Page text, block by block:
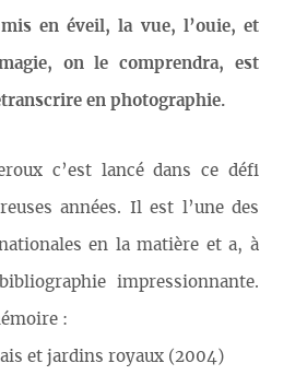
en éveil, la vue, l’ouie, et
on le comprendra, est
en photographie.
c’est lancé dans ce défi
années. Il est l’une des
en la matière et a, à
impressionnante.
:
et jardins royaux (2004)